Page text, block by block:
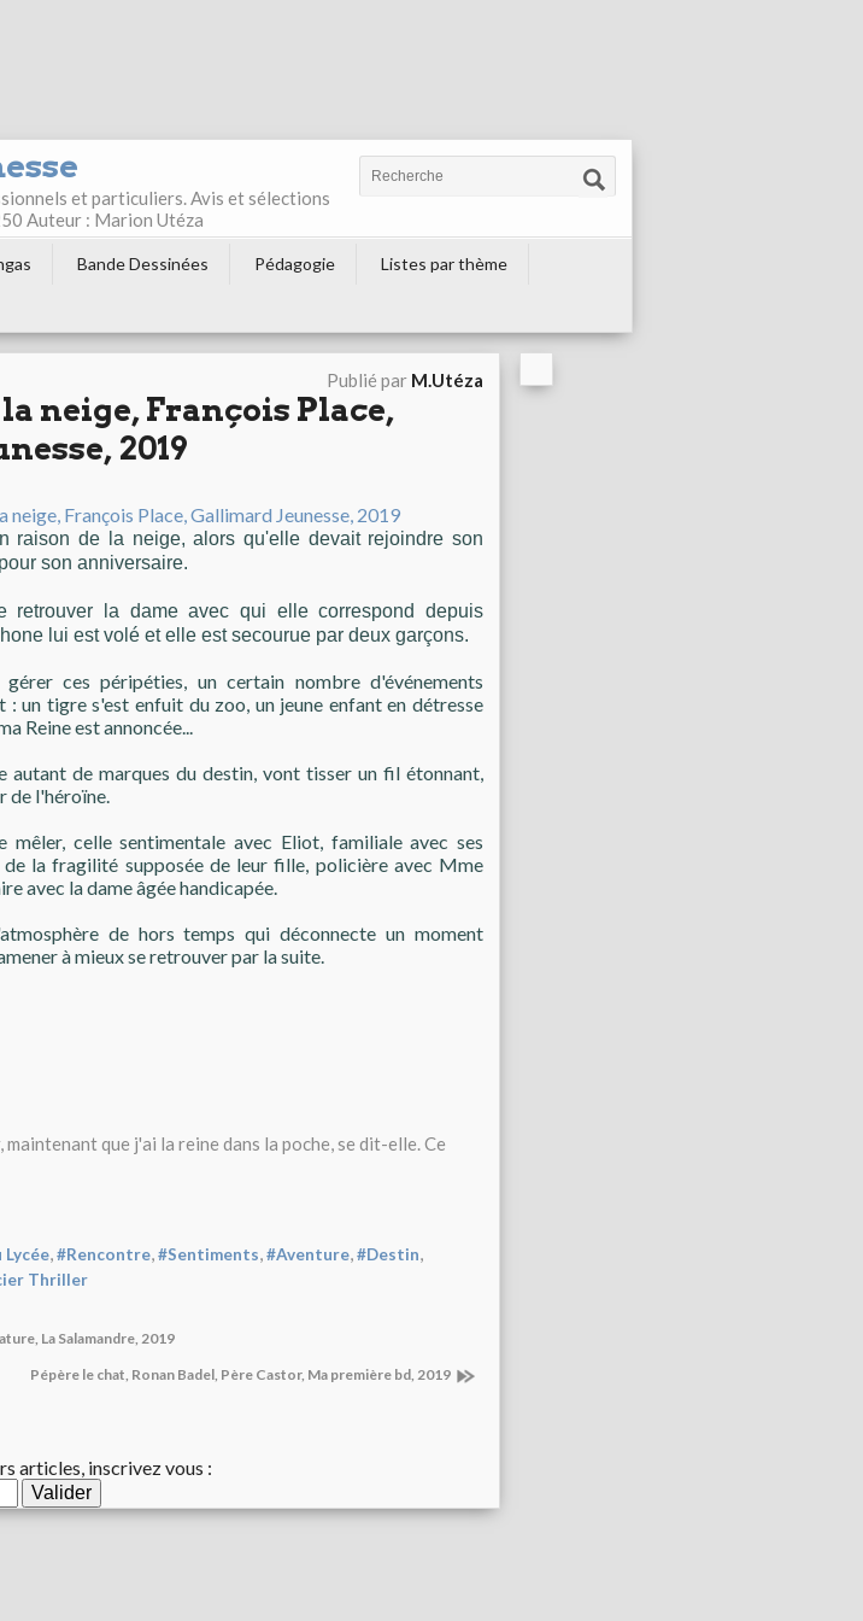
et particuliers. Avis et sélections
Auteur : Marion Utéza
Bande Dessinées Pédagogie
Listes par thème
Publié par M.Utéza
neige, François Place,
2019
raison de la neige, alors qu'elle devait rejoindre son
son anniversaire.
retrouver la dame avec qui elle correspond depuis
lui est volé et elle est secourue par deux garçons.
ces péripéties, un certain nombre d'événements
: un tigre s'est enfuit du zoo, un jeune enfant en détresse
Reine est annoncée...
autant de marques du destin, vont tisser un fil étonnant,
de l'héroïne.
mêler, celle sentimentale avec Eliot, familiale avec ses
la fragilité supposée de leur fille, policière avec Mme
avec la dame âgée handicapée.
de hors temps qui déconnecte un moment
à mieux se retrouver par la suite.
que j'ai la reine dans la poche, se dit-elle. Ce
Lycée,#Rencontre,#Sentiments,#Aventure,#Destin,
Thriller
La Salamandre, 2019
Pépère le chat, Ronan Badel, Père Castor, Ma première bd, 2019
articles, inscrivez vous :